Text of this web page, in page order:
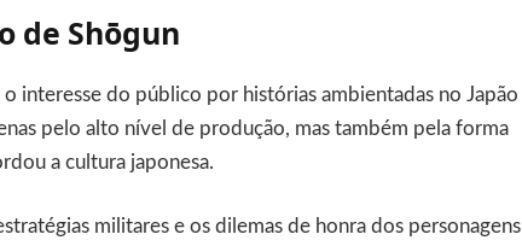
de Shōgun
interesse do público por histórias ambientadas no Japão
pelo alto nível de produção, mas também pela forma
a cultura japonesa.
militares e os dilemas de honra dos personagens